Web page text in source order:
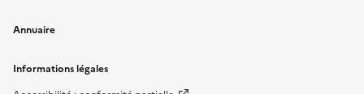
Annuaire
Informations légales